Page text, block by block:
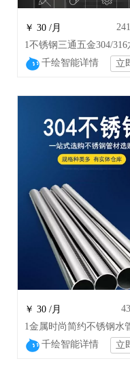
￥ 30 /月 241
千绘智能详情
立
￥ 30 /月 43
千绘智能详情
立